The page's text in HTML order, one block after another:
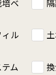
ベ
ル
ム